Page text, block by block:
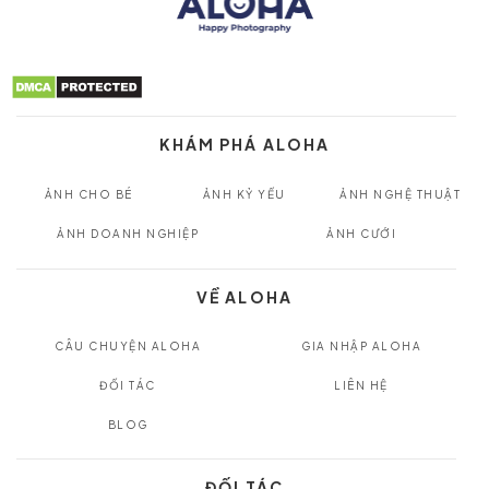
KHÁM PHÁ ALOHA
ẢNH CHO BÉ ẢNH KỶ YẾU ẢNH NGHỆ THUẬT
ẢNH DOANH NGHIỆP ẢNH CƯỚI
VỀ ALOHA
CÂU CHUYỆN ALOHA GIA NHẬP ALOHA
ĐỐI TÁC LIÊN HỆ
BLOG